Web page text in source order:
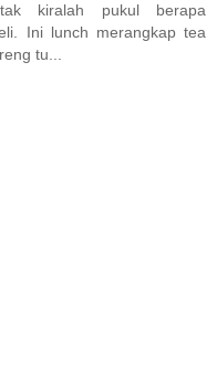
kiralah pukul berapa
Ini lunch merangkap tea
tu...